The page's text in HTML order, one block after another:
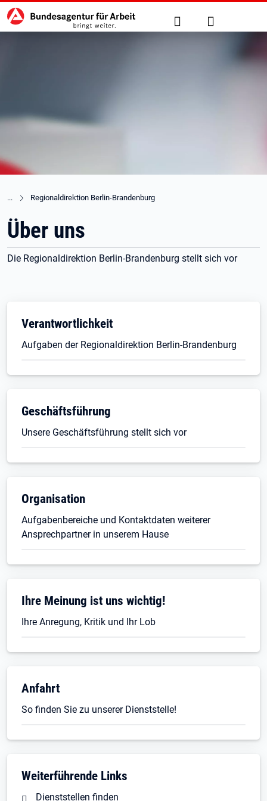
zu den Hauptinhalten springen
Hauptnavigation Suche Anmelden
Regionaldirektion Berlin-Brandenburg
Über uns
Die Regionaldirektion Berlin-Brandenburg stellt sich vor
Verantwortlichkeit
Aufgaben der Regionaldirektion Berlin-Brandenburg
Geschäftsführung
Unsere Geschäftsführung stellt sich vor
Organisation
Aufgabenbereiche und Kontaktdaten weiterer
Ansprechpartner in unserem Hause
Ihre Meinung ist uns wichtig!
Ihre Anregung, Kritik und Ihr Lob
Anfahrt
So finden Sie zu unserer Dienststelle!
Weiterführende Links
Dienststellen finden